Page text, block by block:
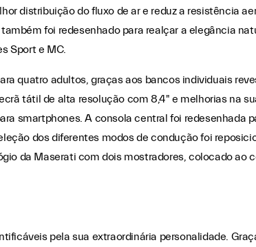
distribuição do fluxo de ar e reduz a resistência
foi redesenhado para realçar a elegância
Sport e MC.
quatro adultos, graças aos bancos individuais
tátil de alta resolução com 8,4" e melhorias na
smartphones. A consola central foi redesenhada
dos diferentes modos de condução foi
da Maserati com dois mostradores, colocado ao
pela sua extraordinária personalidade.